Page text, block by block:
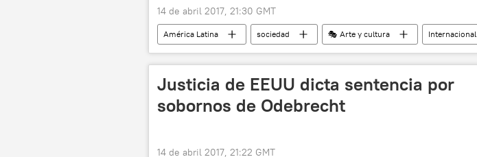
14 de abril 2017, 21:30 GMT
América Latina sociedad 🎭 Arte y cultura Internacional
Rusia
Iglesia ortodoxa rusa Pascua costumbres
Justicia de EEUU dicta sentencia por
sobornos de Odebrecht
14 de abril 2017, 21:22 GMT